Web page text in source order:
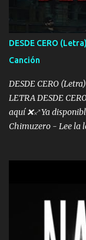
Ya pasé varias
de este León los
también la nueve
al traicionero
pues hay charola
DESDE CERO
Canción
DESDE CERO
LETRA DESDE
aquí ❌♐ Ya
Chimuzero - Lee la
❌
Uno pues Hallamos
Error Y me sacudo